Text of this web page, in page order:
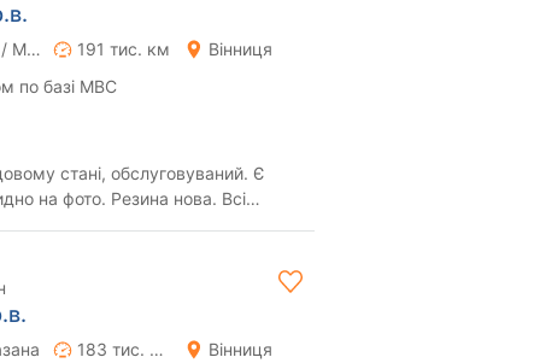
Ручна / Механіка 191 тис. км
Вінниця
по базі МВС
стані, обслуговуваний. Є
на фото. Резина нова. Всі
183 тис. км Вінниця